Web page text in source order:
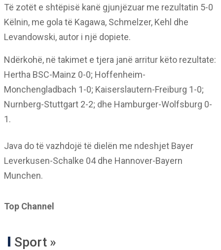
Të zotët e shtëpisë kanë gjunjëzuar me rezultatin 5-0
Këlnin, me gola të Kagawa, Schmelzer, Kehl dhe
Levandowski, autor i një dopiete.
Ndërkohë, në takimet e tjera janë arritur këto rezultate:
Hertha BSC-Mainz 0-0; Hoffenheim-
Monchengladbach 1-0; Kaiserslautern-Freiburg 1-0;
Nurnberg-Stuttgart 2-2; dhe Hamburger-Wolfsburg 0-
1.
Java do të vazhdojë të dielën me ndeshjet Bayer
Leverkusen-Schalke 04 dhe Hannover-Bayern
Munchen.
Top Channel
Sport »